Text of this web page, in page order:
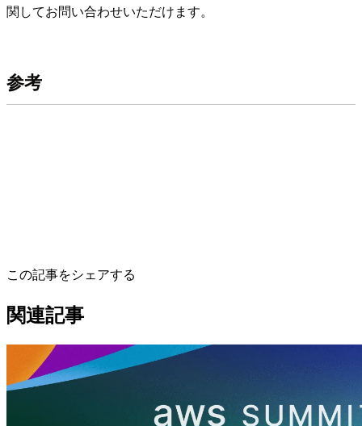
関してお問い合わせいただけます。
参考
この記事をシェアする
関連記事